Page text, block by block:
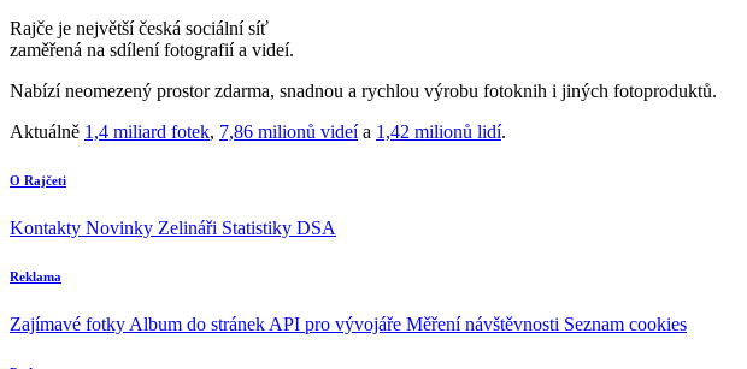
Rajče je největší česká sociální síť
zaměřená na sdílení fotografií a videí.
Nabízí neomezený prostor zdarma, snadnou a rychlou výrobu fotoknih i jiných fotoproduktů.
Aktuálně 1,4 miliard fotek, 7,86 milionů videía 1,42 milionů lidí.
O Rajčeti
Kontakty Novinky Zelináři Statistiky DSA
Reklama
Zajímavé fotky Album do stránek API pro vývojáře Měření návštěvnosti Seznam cookies